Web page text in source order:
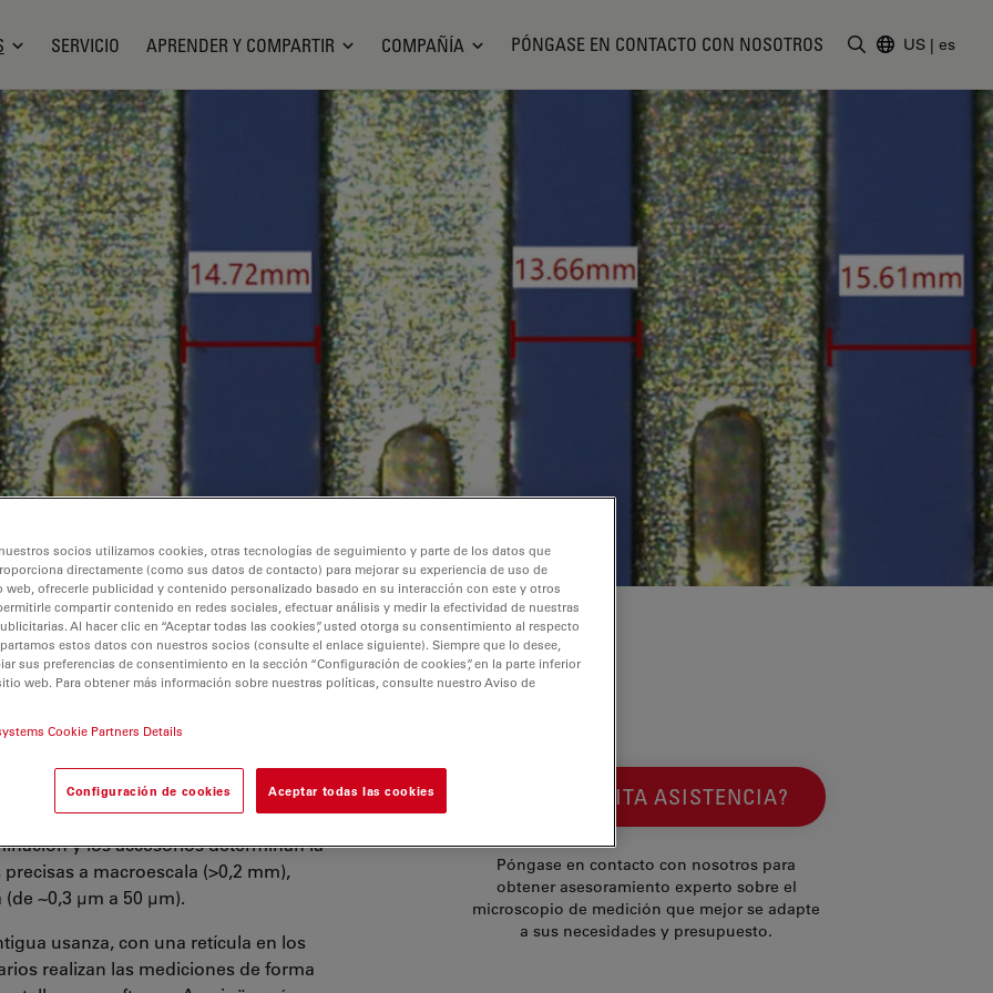
SERVICIO APRENDER Y COMPARTIR COMPAÑÍA PÓNGASE EN CONTACTO CON NOSOTROS US | es
las dimensiones de las
un control de calidad (CC), análisis
y los accesorios determinan la
a macroescala (>0,2 mm),
~0,3 µm a 50 µm).
usanza, con una retícula en los
realizan las mediciones de forma
¿NECESITA ASISTENCIA?
Póngase en contacto con nosotros para
obtener asesoramiento experto sobre el
microscopio de medición que mejor se adapte
a sus necesidades y presupuesto.
socios utilizamos cookies, otras tecnologías de seguimiento y parte de los datos que
directamente (como sus datos de contacto) para mejorar su experiencia de uso de
web, ofrecerle publicidad y contenido personalizado basado en su interacción con este y otros
compartir contenido en redes sociales, efectuar análisis y medir la efectividad de nuestras
Al hacer clic en “Aceptar todas las cookies”, usted otorga su consentimiento al respecto
estos datos con nuestros socios (consulte el enlace siguiente). Siempre que lo desee,
sus preferencias de consentimiento en la sección “Configuración de cookies”, en la parte inferior
web. Para obtener más información sobre nuestras políticas, consulte nuestro Aviso de
Cookie Partners Details
Configuración de cookies Aceptar todas las cookies